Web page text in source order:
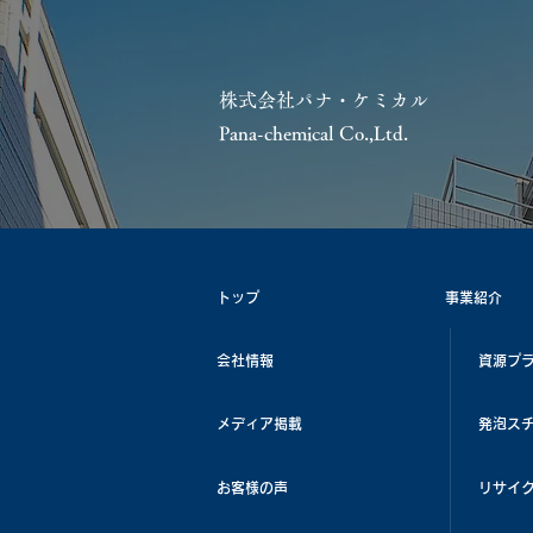
株式会社パナ・ケミカル
Pana-chemical Co.,Ltd.
トップ
会社情報
メディア掲載
事業紹介
資源プ
発泡ス
お客様の声 リサイ